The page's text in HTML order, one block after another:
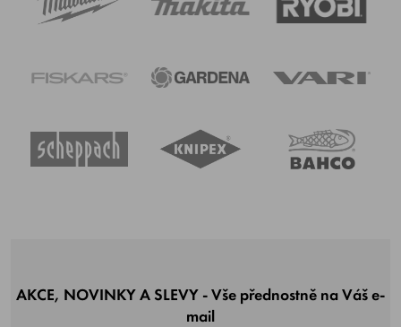
AKCE, NOVINKY A SLEVY - Vše přednostně na Váš e-
mail